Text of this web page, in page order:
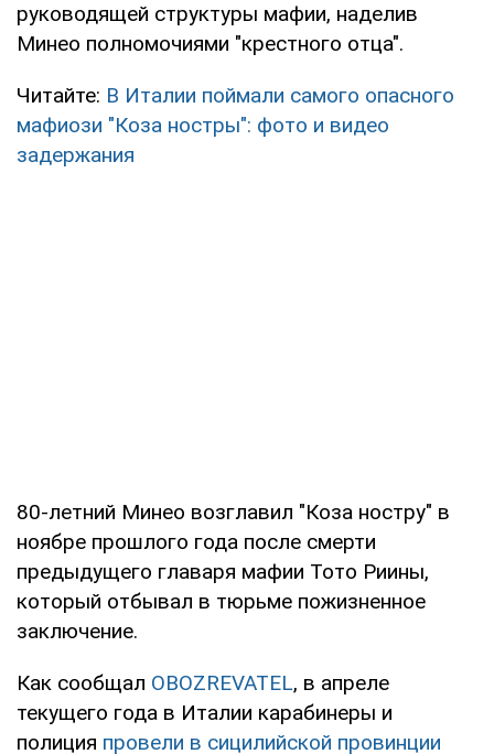
руководящей структуры мафии, наделив
Минео полномочиями "крестного отца".
Читайте: В Италии поймали самого опасного
мафиози "Коза ностры": фото и видео
задержания
80-летний Минео возглавил "Коза ностру" в
ноябре прошлого года после смерти
предыдущего главаря мафии Тото Риины,
который отбывал в тюрьме пожизненное
заключение.
Как сообщал OBOZREVATEL, в апреле
текущего года в Италии карабинеры и
полиция провели в сицилийской провинции